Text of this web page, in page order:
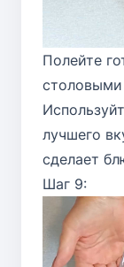
Полейте
столовыми
лучшего
сделает
Шаг 9: